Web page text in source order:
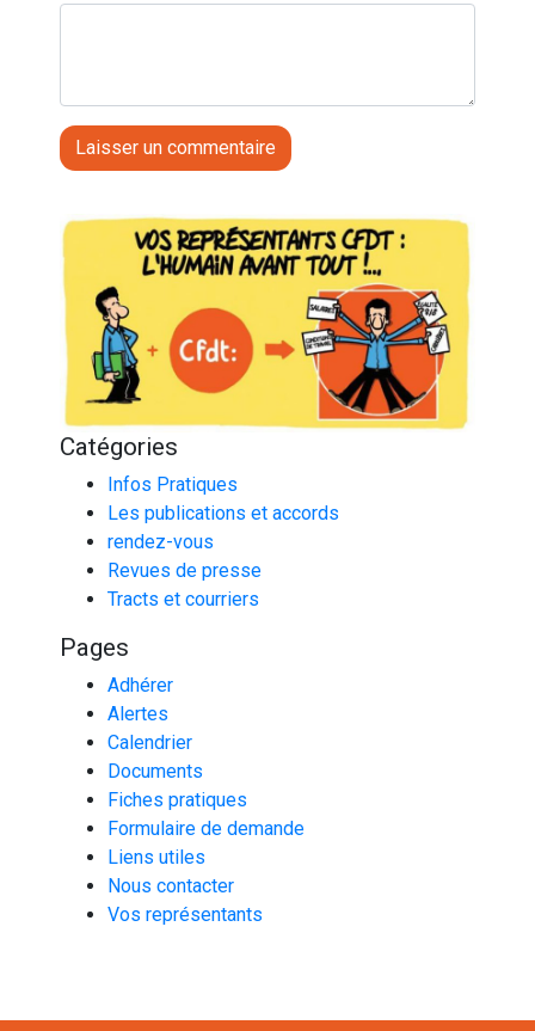
Catégories
Infos Pratiques
Les publications et accords
rendez-vous
Revues de presse
Tracts et courriers
Pages
Adhérer
Alertes
Calendrier
Documents
Fiches pratiques
Formulaire de demande
Liens utiles
Nous contacter
Vos représentants